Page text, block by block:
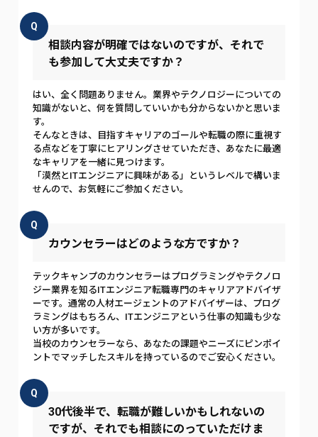
Q
相談内容が明確ではないのですが、それで
も参加して大丈夫ですか？
はい、全く問題ありません。業界やテクノロジーについての
知識がないと、何を質問していいかも分からないかと思いま
す。
そんなときは、目指すキャリアのゴールや転職の際に重視す
る点などを丁寧にヒアリングさせていただき、あなたに最適
なキャリアを一緒に見つけます。
「漠然とITエンジニアに興味がある」というレベルで構いま
せんので、お気軽にご参加ください。
Q
カウンセラーはどのような方ですか？
テックキャンプのカウンセラーはプログラミングやテクノロ
ジー業界を知るITエンジニア転職専門のキャリアアドバイザ
ーです。通常の人材エージェントのアドバイザーは、プログ
ラミングはもちろん、ITエンジニアという仕事の知識も少な
い方が多いです。
当校のカウンセラーなら、あなたの課題やニーズにピンポイ
ントでマッチしたスキルを持っているのでご安心ください。
Q
30代後半で、転職が難しいかもしれないの
ですが、それでも相談にのっていただけま